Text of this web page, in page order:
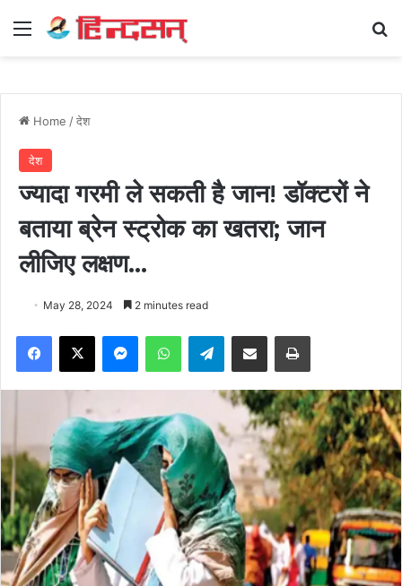
Menu
Home /देश
देश
ज्यादा गरमी ले सकती है जान! डॉक्टरों ने
बताया ब्रेन स्ट्रोक का खतरा; जान
लीजिए लक्षण…
May 28, 2024 2 minutes read
Facebook
X MessengerWhatsAppTelegramShare via Email Print